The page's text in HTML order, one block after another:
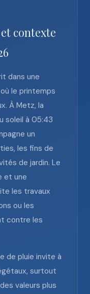
contexte
dans une
le printemps
À Metz, la
soleil à 05:43
un
les fins de
de jardin. Le
et une
les travaux
ou les
contre les
de pluie invite à
surtout
valeurs plus